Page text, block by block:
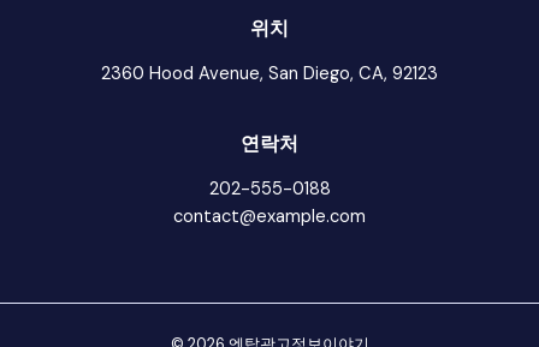
위치
2360 Hood Avenue, San Diego, CA, 92123
연락처
202-555-0188
contact@example.com